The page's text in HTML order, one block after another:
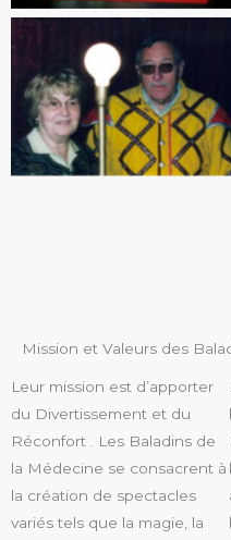
Mission et Valeurs des
Leur mission est d’apporter
du Divertissement et du
Réconfort . Les Baladins de
la Médecine se consacrent à
la création de spectacles
variés tels que la magie, la